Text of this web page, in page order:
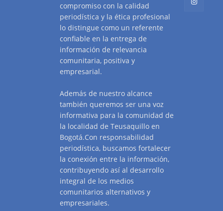
compromiso con la calidad
periodística y la ética profesional
lo distingue como un referente
confiable en la entrega de
información de relevancia
comunitaria, positiva y
empresarial.
Además de nuestro alcance
también queremos ser una voz
informativa para la comunidad de
la localidad de Teusaquillo en
Bogotá.Con responsabilidad
periodística, buscamos fortalecer
la conexión entre la información,
contribuyendo así al desarrollo
integral de los medios
comunitarios alternativos y
empresariales.